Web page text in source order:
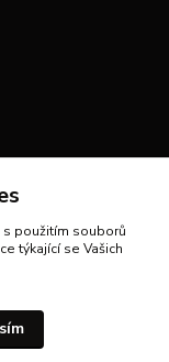
s použitím souborů
týkající se Vašich